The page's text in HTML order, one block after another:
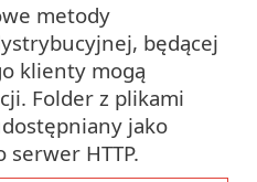
metody
będącej
klienty mogą
Folder z plikami
jako
HTTP.